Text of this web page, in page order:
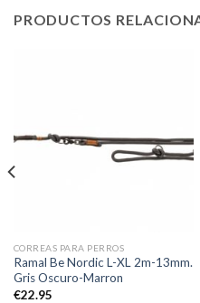
PRODUCTOS
CORREAS PARA PERROS
Ramal Be Nordic L-XL 2m-13mm.
Gris Oscuro-Marron
€22.95